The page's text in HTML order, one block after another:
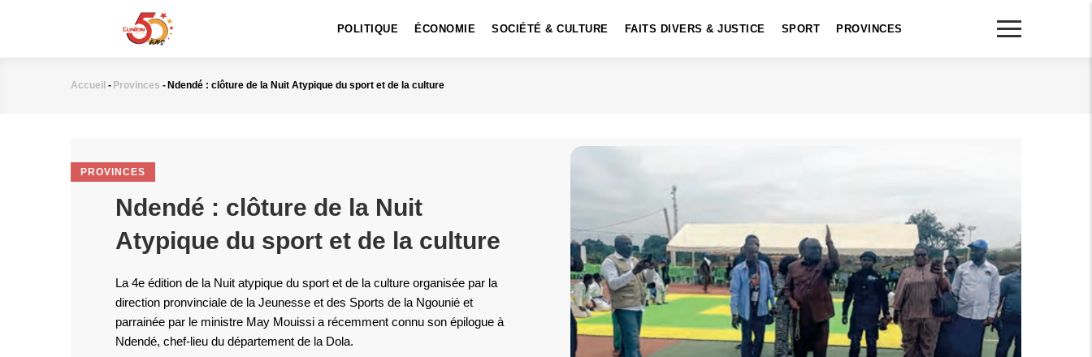
POLITIQUE ÉCONOMIE SOCIÉTÉ & CULTURE FAITS DIVERS & JUSTICE SPORT PROVINCES
Fil
Accueil - Provinces - Ndendé : clôture de la Nuit Atypique du sport et de la culture
PROVINCES
Ndendé : clôture de la Nuit
Atypique du sport et de la culture
La 4e édition de la Nuit atypique du sport et de la culture organisée par la
direction pronvinciale de la Jeunesse et des Sports de la Ngounié et
parrainée par le ministre May Mouissi a récemment connu son épilogue à
Ndendé, chef-lieu du département de la Dola.